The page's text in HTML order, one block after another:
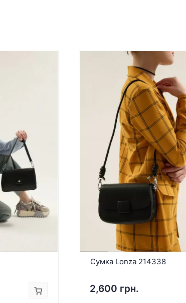
Сумка Lonza 214338
2,600 грн.